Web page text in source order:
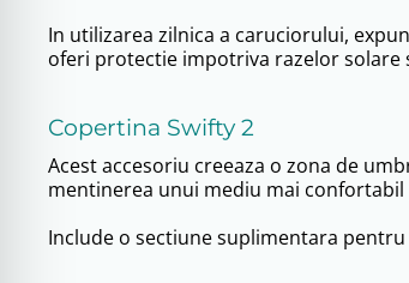
In utilizarea zilnica a caruciorului,
oferi protectie impotriva razelor
Copertina Swifty 2
Acest accesoriu creeaza o zona de
mentinerea unui mediu mai
Include o sectiune suplimentara